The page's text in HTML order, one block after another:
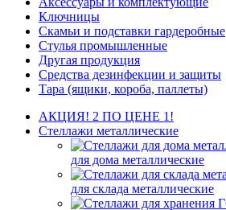
Ключницы
Скамьи и подставки гардеробные
Стулья промышленные
Другая продукция
Средства дезинфекции и защиты
Тара (ящики, короба, паллеты)
АКЦИЯ! 2 ПО ЦЕНЕ 1!
Стеллажи металлические
для дома металлические
для склада металлические